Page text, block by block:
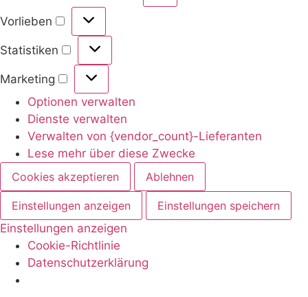
Vorlieben
Statistiken
Marketing
Optionen verwalten
Dienste verwalten
Verwalten von {vendor_count}-Lieferanten
Lese mehr über diese Zwecke
Cookies akzeptieren
Ablehnen
Einstellungen anzeigen
Einstellungen speichern
Einstellungen anzeigen
Cookie-Richtlinie
Datenschutzerklärung